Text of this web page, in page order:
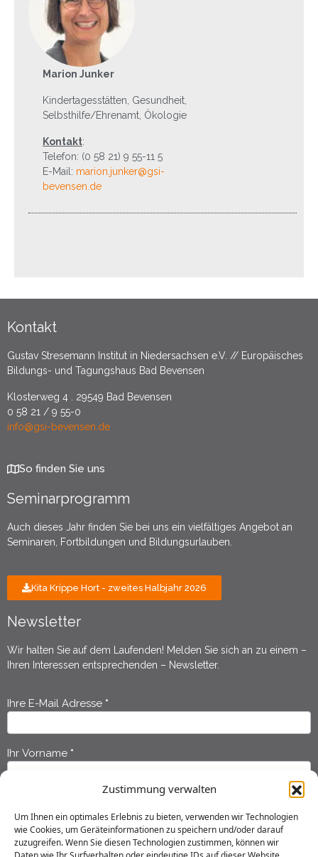
Zustimmung verwalten
Um Ihnen ein optimales Erlebnis zu bieten, verwenden wir Technologien
wie Cookies, um Geräteinformationen zu speichern und/oder darauf
zuzugreifen. Wenn Sie diesen Technologien zustimmen, können wir
Marion Junker
Kindertagesstätten, Gesundheit,
Selbsthilfe/Ehrenamt, Ökologie
Kontakt:
Telefon: (0 58 21) 9 55-11 5
E-Mail: marion.junker@gsi-
bevensen.de
Kontakt
Gustav Stresemann Institut in Niedersachsen e.V. // Europäisches
Bildungs- und Tagungshaus Bad Bevensen
Klosterweg 4 . 29549 Bad Bevensen
0 58 21 / 9 55-0
info@gsi-bevensen.de
So finden Sie uns
Seminarprogramm
Auch dieses Jahr finden Sie bei uns ein vielfältiges Angebot an
Seminaren, Fortbildungen und Bildungsurlauben.
Kita Krippe Hort - zweites Halbjahr 2026
Newsletter
Wir halten Sie auf dem Laufenden! Melden Sie sich an zu einem –
Ihren Interessen entsprechenden – Newsletter.
Newsletter
Anmeldung
Ihre E-Mail Adresse *
Ihr Vorname *
Ich habe die Datenschutzerklärunggelesen und erkläre mich